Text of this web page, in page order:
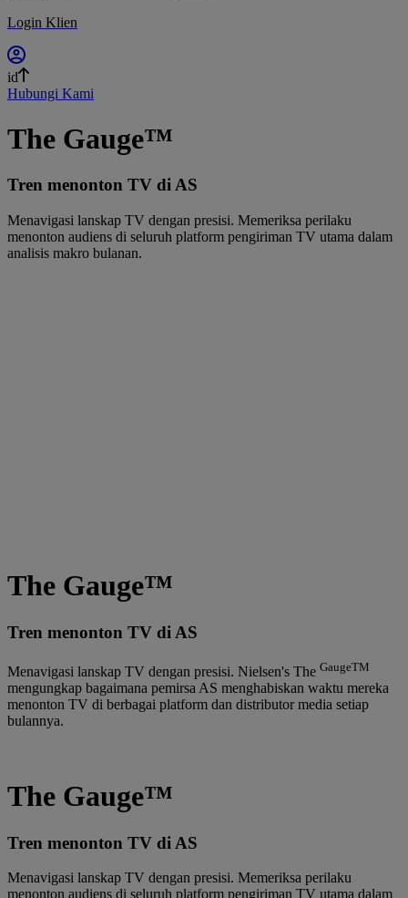
Login Klien
id
Hubungi Kami
The Gauge™
Tren menonton TV di AS
Menavigasi lanskap TV dengan presisi. Memeriksa perilaku
menonton audiens di seluruh platform pengiriman TV utama dalam
analisis makro bulanan.
The Gauge™
Tren menonton TV di AS
Menavigasi lanskap TV dengan presisi. Nielsen's The GaugeTM
mengungkap bagaimana pemirsa AS menghabiskan waktu mereka
menonton TV di berbagai platform dan distributor media setiap
bulannya.
The Gauge™
Tren menonton TV di AS
Menavigasi lanskap TV dengan presisi. Memeriksa perilaku
menonton audiens di seluruh platform pengiriman TV utama dalam